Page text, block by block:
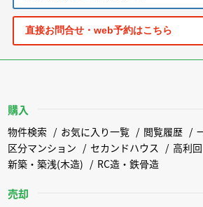
直接お問合せ・web予約はこちら
購入
物件検索 お気に入り一覧 閲覧履歴
区分マンション
セカンドハウス
高利
新築・築浅(木造)
RC造・鉄骨造
売却